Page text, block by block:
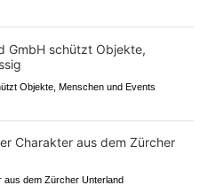
Objekte, Menschen und Events
aus dem Zürcher Unterland